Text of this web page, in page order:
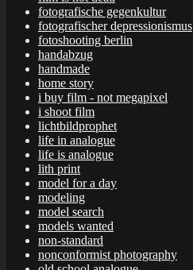
fotografische gegenkultur
fotografischer depressionismus
fotoshooting berlin
handabzug
handmade
home story
i buy film - not megapixel
i shoot film
lichtbildprophet
life in analogue
life is analogue
lith print
model for a day
modeling
model search
models wanted
non-standard
nonconformist photography